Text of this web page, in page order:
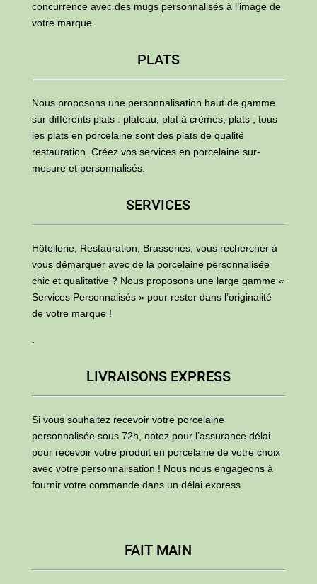
concurrence avec des mugs personnalisés à l’image de
votre marque.
PLATS
Nous proposons une personnalisation haut de gamme
sur différents plats : plateau, plat à crèmes, plats ; tous
les plats en porcelaine sont des plats de qualité
restauration. Créez vos services en porcelaine sur-
mesure et personnalisés.
SERVICES
Hôtellerie, Restauration, Brasseries, vous rechercher à
vous démarquer avec de la porcelaine personnalisée
chic et qualitative ? Nous proposons une large gamme «
Services Personnalisés » pour rester dans l’originalité
de votre marque !
LIVRAISONS EXPRESS
Si vous souhaitez recevoir votre porcelaine
personnalisée sous 72h, optez pour l’assurance délai
pour recevoir votre produit en porcelaine de votre choix
avec votre personnalisation ! Nous nous engageons à
fournir votre commande dans un délai express.
FAIT MAIN